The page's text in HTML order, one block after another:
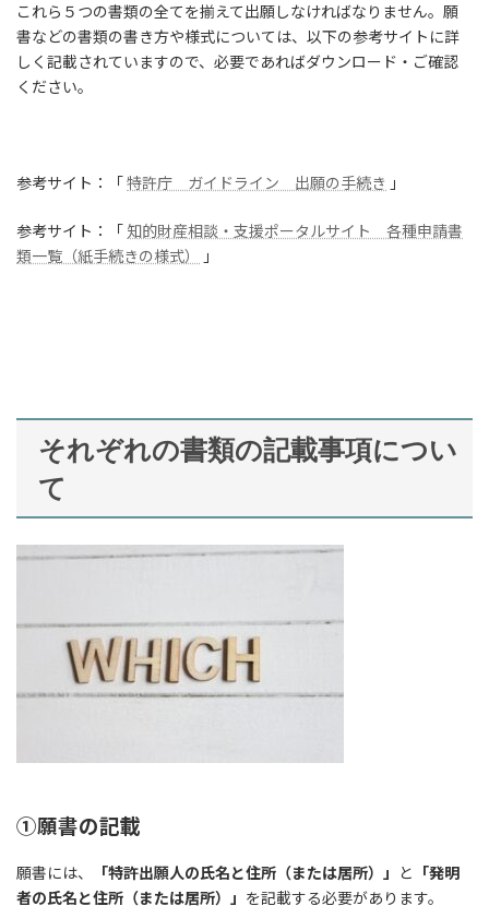
これら５つの書類の全てを揃えて出願しなければなりません。願
書などの書類の書き方や様式については、以下の参考サイトに詳
しく記載されていますので、必要であればダウンロード・ご確認
ください。
参考サイト：「特許庁 ガイドライン 出願の手続き 」
参考サイト：「 知的財産相談・支援ポータルサイト 各種申請書
類一覧（紙手続きの様式）
」
それぞれの書類の記載事項につい
て
①願書の記載
願書には、 「特許出願人の氏名と住所（または居所）」 と
「発明
者の氏名と住所（または居所）」 を記載する必要があります。